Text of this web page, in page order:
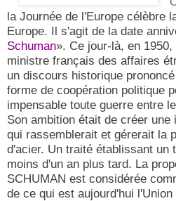
la Journée de l'Europe célèbre
Europe. Il s'agit de la date
Schuman». Ce jour-là, en
ministre français des affaires
un discours historique
forme de coopération politique
impensable toute guerre entre
Son ambition était de créer une
qui rassemblerait et gérerait la
d'acier. Un traité établissant un
moins d'un an plus tard. La
SCHUMAN est considérée
de ce qui est aujourd'hui l'Union